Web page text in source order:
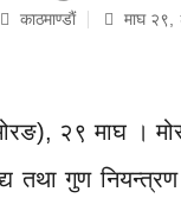
काठमाण्डाैं माघ २९,
२९ माघ ।
तथा गुण